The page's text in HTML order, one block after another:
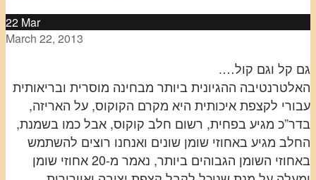
22 Mar
March 22, 2013
גם קל וגם קול….
האלטרנטיבה ההגיונית ביותר מבחינה מוסרית ובריאותית
עבורי לקצפת איכותית היא מקרם הקוקוס, על האריזה,
בדר”כ מגיע בפחית, רשום חלב קוקוס, אבל כמו בשמנת,
החלב מגיע באחוזי שומן שונים ואנחנו רוצים להשתמש
באחוזי השומן הגבוהים ביותר, נאמר מ-20 אחוזי שומן